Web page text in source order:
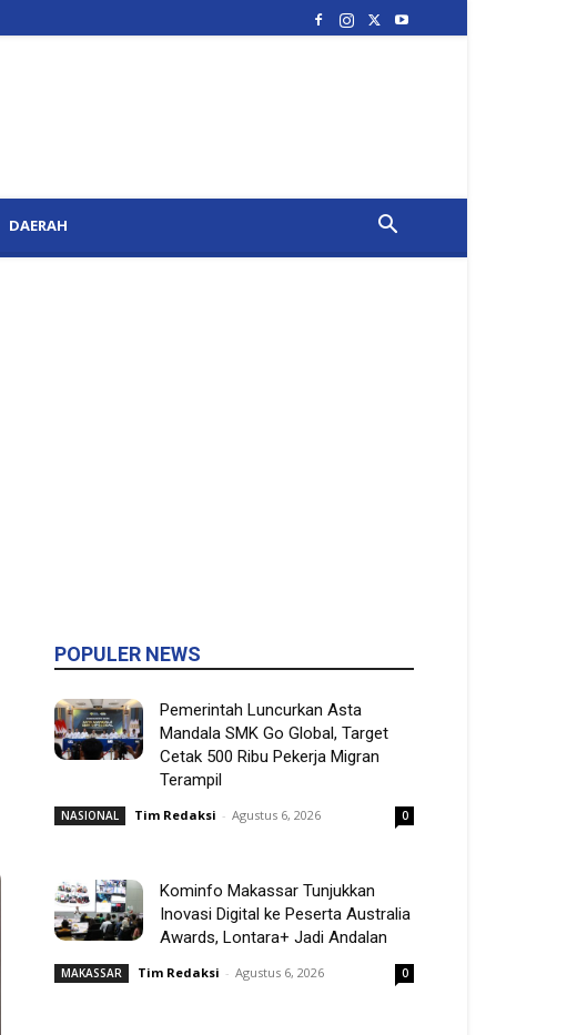
DAERAH
POPULER NEWS
Pemerintah Luncurkan Asta
Mandala SMK Go Global, Target
Cetak 500 Ribu Pekerja Migran
Terampil
NASIONAL Tim Redaksi - Agustus 6, 2026 0
Kominfo Makassar Tunjukkan
Inovasi Digital ke Peserta Australia
Awards, Lontara+ Jadi Andalan
MAKASSAR Tim Redaksi - Agustus 6, 2026 0